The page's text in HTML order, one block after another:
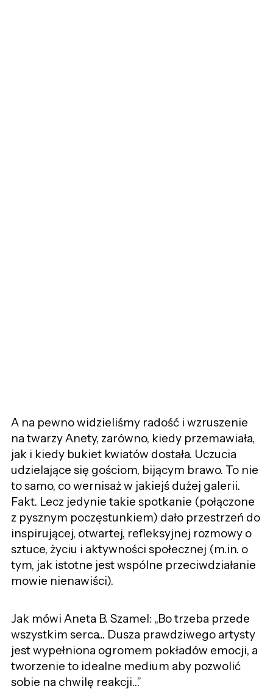
A na pewno widzieliśmy radość i wzruszenie
na twarzy Anety, zarówno, kiedy przemawiała,
jak i kiedy bukiet kwiatów dostała. Uczucia
udzielające się gościom, bijącym brawo. To nie
to samo, co wernisaż w jakiejś dużej galerii.
Fakt. Lecz jedynie takie spotkanie (połączone
z pysznym poczęstunkiem) dało przestrzeń do
inspirującej, otwartej, refleksyjnej rozmowy o
sztuce, życiu i aktywności społecznej (m.in. o
tym, jak istotne jest wspólne przeciwdziałanie
mowie nienawiści).
Jak mówi Aneta B. Szamel: „Bo trzeba przede
wszystkim serca... Dusza prawdziwego artysty
jest wypełniona ogromem pokładów emocji, a
tworzenie to idealne medium aby pozwolić
sobie na chwilę reakcji…”